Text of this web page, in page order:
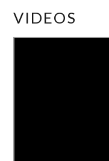
VIDEOS